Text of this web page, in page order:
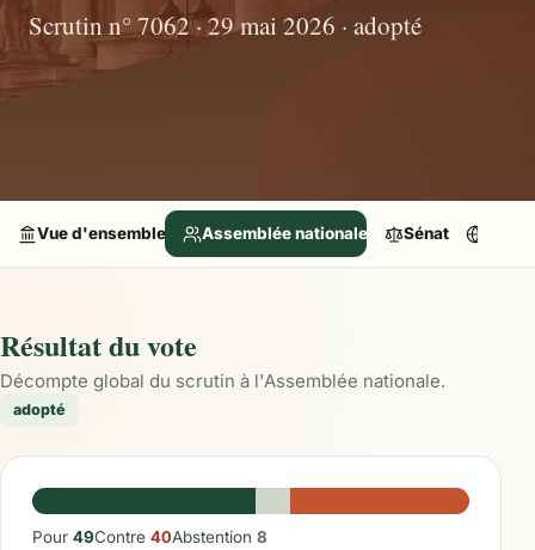
Scrutin n° 7062 · 29 mai 2026 · adopté
Vue d'ensemble Assemblée nationale Sénat
Résultat du vote
Décompte global du scrutin à l'Assemblée nationale.
adopté
Pour 49Contre 40Abstention 8